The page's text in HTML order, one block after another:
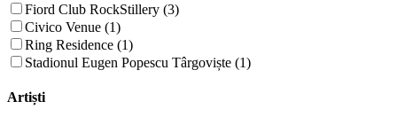
Fiord Club RockStillery (3)
Civico Venue (1)
Ring Residence (1)
Stadionul Eugen Popescu Târgoviște (1)
Artiști